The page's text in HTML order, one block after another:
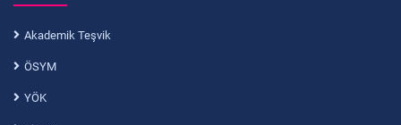
Akademik Teşvik
ÖSYM
YÖK